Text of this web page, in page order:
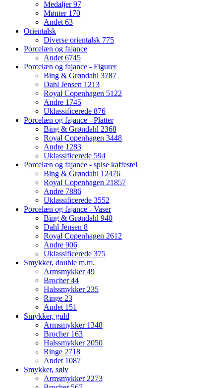
Medaljer97
Mønter 170
Andet63
Orientalsk
Diverse orientalsk 775
Porcelæn og fajance
Andet6745
Porcelæn og fajance - Figurer
Bing & Grøndahl 3787
Dahl Jensen 1213
Royal Copenhagen 5122
Andre 1745
Uklassificerede 876
Porcelæn og fajance - Platter
Bing & Grøndahl 2368
Royal Copenhagen 3448
Andre 1283
Uklassificerede 594
Porcelæn og fajance - spise kaffestel
Bing & Grøndahl 12476
Royal Copenhagen 21857
Andre 7886
Uklassificerede 3552
Porcelæn og fajance - Vaser
Bing & Grøndahl 940
Dahl Jensen 8
Royal Copenhagen 2612
Andre 906
Uklassificerede 375
Smykker, double m.m.
Armsmykker49
Brocher44
Halssmykker235
Ringe 23
Andet 151
Smykker, guld
Armsmykker 1348
Brocher 163
Halssmykker2050
Ringe 2718
Andet 1087
Smykker, sølv
Armsmykker2273